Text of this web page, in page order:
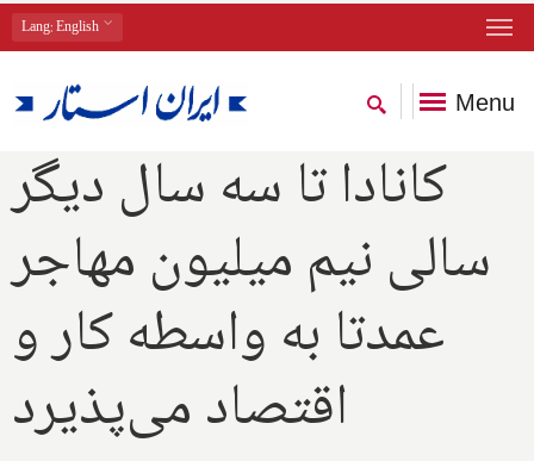
Lang: English
Menu
کانادا تا سه سال دیگر
سالی نیم میلیون مهاجر
عمدتا به واسطه کار و
اقتصاد می‌پذیرد